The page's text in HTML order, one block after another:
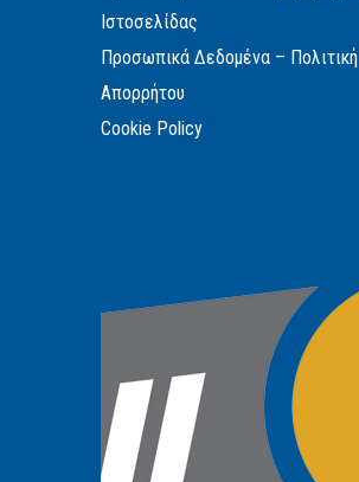
Ιστοσελίδας
Προσωπικά Δεδομένα – Πολιτική
Απορρήτου
Cookie Policy